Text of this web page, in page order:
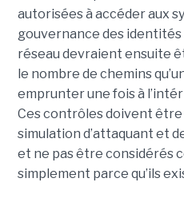
autorisées à accéder aux
gouvernance des
réseau devraient ensuite
le nombre de chemins
emprunter une fois à
Ces contrôles doivent être
simulation d’attaquant et
et ne pas être considérés
simplement parce qu’ils